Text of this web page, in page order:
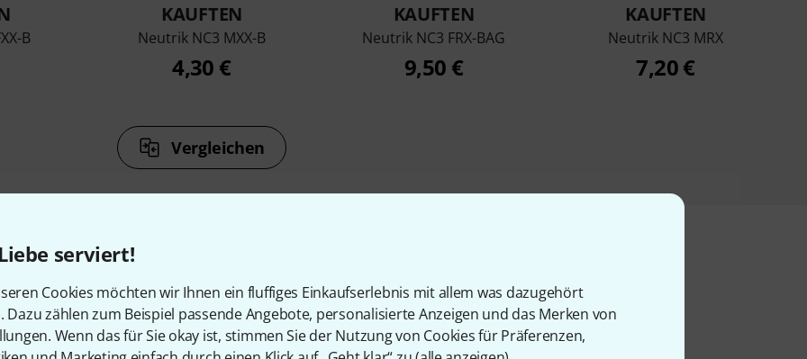
serviert!
Cookies möchten wir Ihnen ein fluffiges Einkaufserlebnis mit allem was dazugehört
Dazu zählen zum Beispiel passende Angebote, personalisierte Anzeigen und das Merken von
Wenn das für Sie okay ist, stimmen Sie der Nutzung von Cookies für Präferenzen,
B
KAUFTEN
Neutrik NC3 MXX-B
4,30 €
KAUFTEN
Neutrik NC3 FRX-BAG
9,50 €
KAUFTEN
Neutrik NC3 MRX
7,20 €
Vergleichen
& passende Artikel